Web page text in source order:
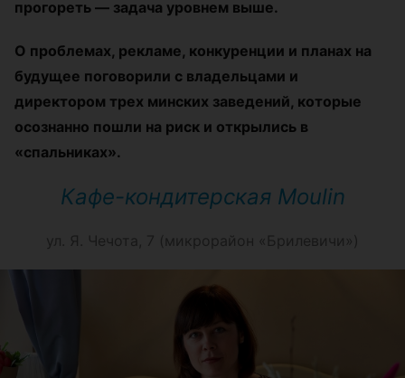
прогореть — задача уровнем выше.
О проблемах, рекламе, конкуренции и планах на
будущее поговорили с владельцами и
директором трех минских заведений, которые
осознанно пошли на риск и открылись в
«спальниках».
Кафе-кондитерская Moulin
ул. Я. Чечота, 7 ( микрорайон «Брилевичи»)